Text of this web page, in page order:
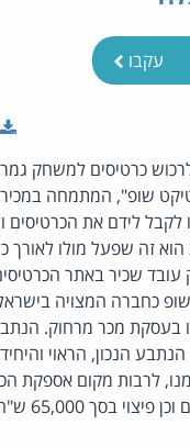
עקבו
דוד גדול, 2.3.2010): התובע ביקש לרכוש
שופ", המתמחה
לקבל לידם את
זה שפעל מולו לאורך
שכיר באתר
כחברה המצויה
חוק הגנת הצרכן ובפרט הוראות ס' 14ג',
הנכון, הראוי
לרבות מקום אספקת
בישראל.